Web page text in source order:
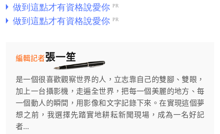
張一笙
編輯記者
是一個很喜歡觀察世界的人，立志靠自己的雙腳、雙眼，
加上一台攝影機，走遍全世界，把每一個美麗的地方、每
一個動人的瞬間，用影像和文字記錄下來。在實現這個夢
想之前，我選擇先踏實地耕耘新聞現場，成為一名好記
者...